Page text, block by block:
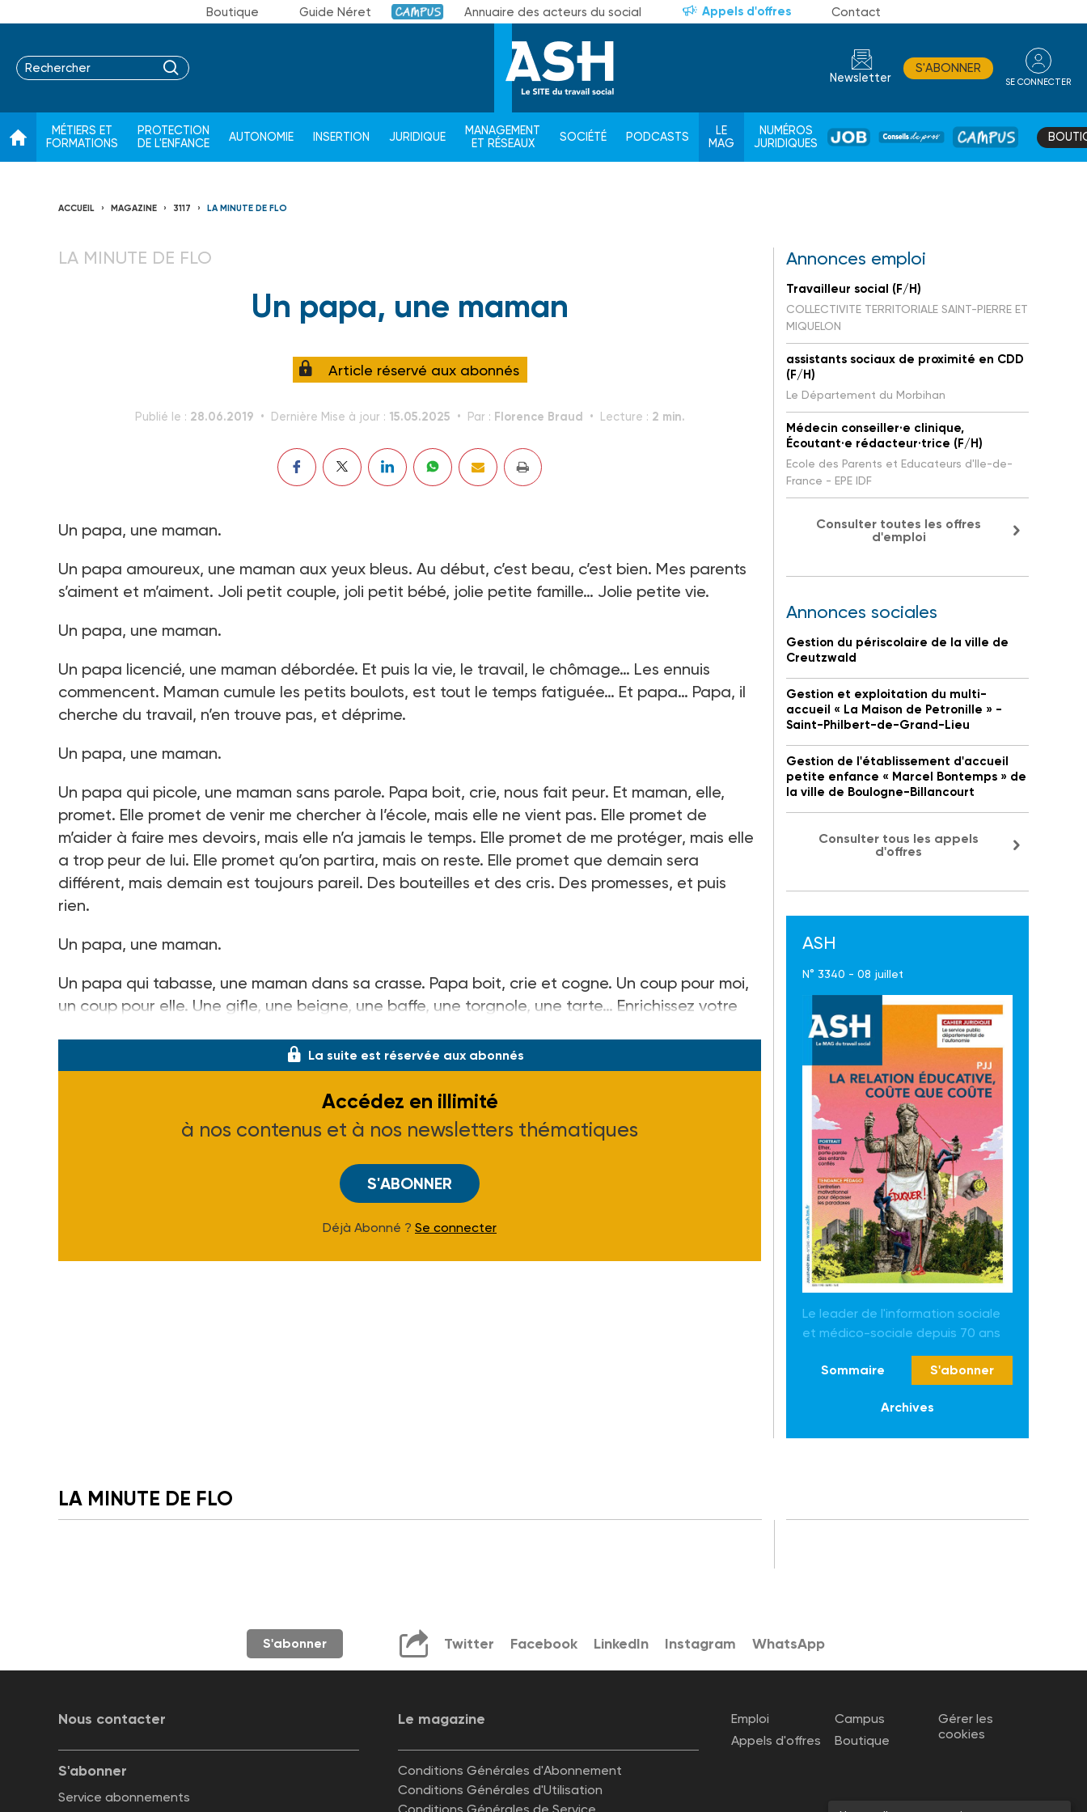
Boutique Guide Néret Campus Annuaire des acteurs du social Appels d'offres Contact
Newsletter
S'ABONNER
SE CONNECTER
MÉTIERS ET
FORMATIONS
PROTECTION
DE L'ENFANCE
AUTONOMIE INSERTION JURIDIQUE
MANAGEMENT
ET RÉSEAUX
SOCIÉTÉ PODCASTS
LE
MAG
NUMÉROS
JURIDIQUES
JOB
DE
CAMPUS
ACCUEIL MAGAZINE 3117 LA MINUTE DE FLO
LA MINUTE DE FLO
Un papa, une maman
Article réservé aux abonnés
Publié le : 28.06.2019 Dernière Mise à jour : 15.05.2025 Par : Florence Braud Lecture : 2 min.
Un papa, une maman.
Un papa amoureux, une maman aux yeux bleus. Au début, c’est beau, c’est bien. Mes parents
s’aiment et m’aiment. Joli petit couple, joli petit bébé, jolie petite famille… Jolie petite vie.
Un papa, une maman.
Un papa licencié, une maman débordée. Et puis la vie, le travail, le chômage… Les ennuis
commencent. Maman cumule les petits boulots, est tout le temps fatiguée… Et papa… Papa, il
cherche du travail, n’en trouve pas, et déprime.
Un papa, une maman.
Un papa qui picole, une maman sans parole. Papa boit, crie, nous fait peur. Et maman, elle,
promet. Elle promet de venir me chercher à l’école, mais elle ne vient pas. Elle promet de
m’aider à faire mes devoirs, mais elle n’a jamais le temps. Elle promet de me protéger, mais elle
a trop peur de lui. Elle promet qu’on partira, mais on reste. Elle promet que demain sera
différent, mais demain est toujours pareil. Des bouteilles et des cris. Des promesses, et puis
rien.
Un papa, une maman.
Un papa qui tabasse, une maman dans sa crasse. Papa boit, crie et cogne. Un coup pour moi,
un coup pour elle. Une gifle, une beigne, une baffe, une torgnole, une tarte… Enrichissez votre
La suite est réservée aux abonnés
Accédez en illimité
à nos contenus et à nos newsletters thématiques
S'ABONNER
Déjà Abonné ? Se connecter
Annonces emploi
Travailleur social (F/H)
COLLECTIVITE TERRITORIALE SAINT-PIERRE ET
MIQUELON
assistants sociaux de proximité en CDD
(F/H)
Le Département du Morbihan
Médecin conseiller·e clinique,
Écoutant·e rédacteur·trice (F/H)
Ecole des Parents et Educateurs d'Ile-de-
France - EPE IDF
Consulter toutes les offres
d'emploi
Annonces sociales
Gestion du périscolaire de la ville de
Creutzwald
Gestion et exploitation du multi-
accueil « La Maison de Petronille » -
Saint-Philbert-de-Grand-Lieu
Gestion de l'établissement d'accueil
petite enfance « Marcel Bontemps » de
la ville de Boulogne-Billancourt
Consulter tous les appels
d'offres
ASH
N° 3340 - 08 juillet
Le leader de l'information sociale
et médico-sociale depuis 70 ans
Sommaire S'abonner
Archives
LA MINUTE DE FLO
S'abonner Twitter Facebook LinkedIn Instagram WhatsApp
Nous contacter Le magazine
S'abonner
Service abonnements
Conditions Générales d'Abonnement
Conditions Générales d'Utilisation
Emploi
Appels d'offres
Campus
Boutique
Gérer les
cookies